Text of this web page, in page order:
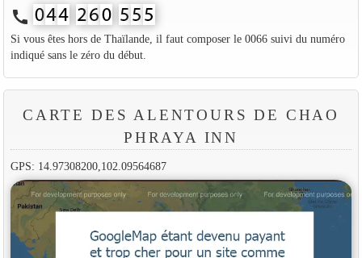
call
Si vous êtes hors de Thaïlande, il faut composer le 0066 suivi du numéro
indiqué sans le zéro du début.
CARTE DES ALENTOURS DE CHAO
PHRAYA INN
GPS: 14.97308200,102.09564687